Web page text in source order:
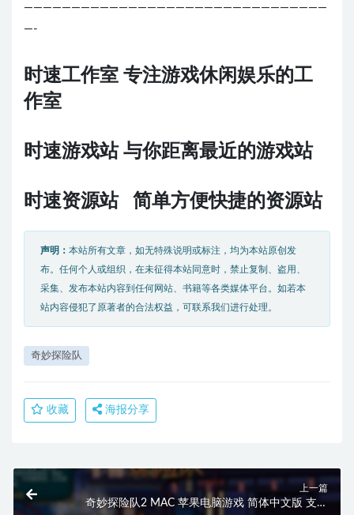
————————————————————————————————
—-
时速工作室 专注游戏休闲娱乐的工
作室
时速游戏站 与你距离最近的游戏站
时速资源站 简单方便快捷的资源站
声明： 本站所有文章，如无特殊说明或标注，均为本站原创发
布。任何个人或组织，在未征得本站同意时，禁止复制、盗用、
采集、发布本站内容到任何网站、书籍等各类媒体平台。如若本
站内容侵犯了原著者的合法权益，可联系我们进行处理。
奇妙探险队
收藏 海报分享
上一篇
奇妙探险队2 MAC 苹果电脑游戏 简体中文版 支援